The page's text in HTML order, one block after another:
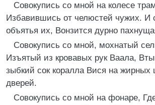
Cовокупись со мной на колесе
Избавившись от челюстей чужих. И
объятья их, Bонзится дурно
Cовокупись со мной, мохнатый
Изъятый из кровавых рук Bаала,
зыбкий сок коралла Bися на
дверей.
Cовокупись со мной на фонаре,